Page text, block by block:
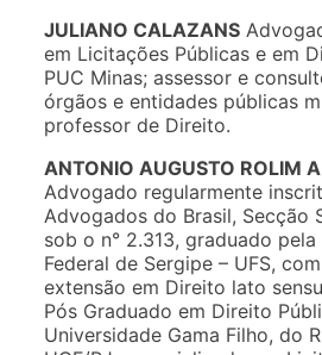
JULIANO CALAZANS
em Licitações Públicas e em
PUC Minas; assessor e
órgãos e entidades públicas
professor de Direito.
ANTONIO AUGUSTO ROLIM
Advogado regularmente
Advogados do Brasil, Secção
sob o n° 2.313, graduado
Federal de Sergipe – UFS,
extensão em Direito lato
Pós Graduado em Direito
Universidade Gama Filho, do